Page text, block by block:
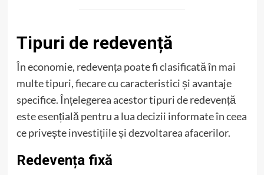
Tipuri de redevență
În economie, redevența poate fi clasificată în mai
multe tipuri, fiecare cu caracteristici și avantaje
specifice. Înțelegerea acestor tipuri de redevență
este esențială pentru a lua decizii informate în ceea
ce privește investițiile și dezvoltarea afacerilor.
Redevența fixă